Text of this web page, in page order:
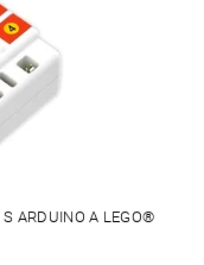
ARDUINO A LEGO®